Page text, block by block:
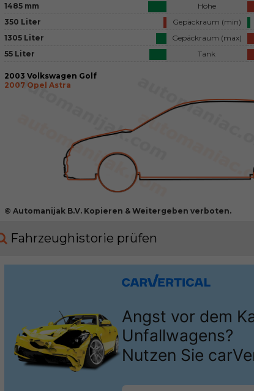
1485 mm
350 Liter
1305 Liter
55 Liter
Höhe
Gepäckraum (min)
Gepäckraum (max)
Tank
2003 Volkswagen Golf
2007 Opel Astra
© Automanijak B.V. Kopieren & Weitergeben verboten.
Fahrzeughistorie prüfen